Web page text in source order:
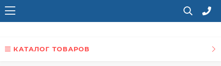
КАТАЛОГ ТОВАРОВ